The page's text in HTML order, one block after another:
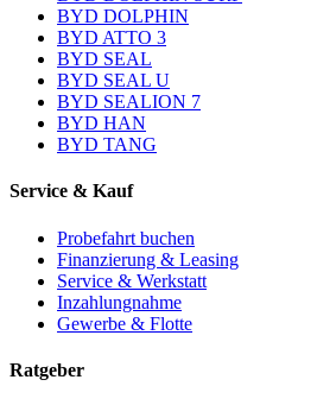
BYD DOLPHIN
BYD ATTO 3
BYD SEAL
BYD SEAL U
BYD SEALION 7
BYD HAN
BYD TANG
Service & Kauf
Probefahrt buchen
Finanzierung & Leasing
Service & Werkstatt
Inzahlungnahme
Gewerbe & Flotte
Ratgeber